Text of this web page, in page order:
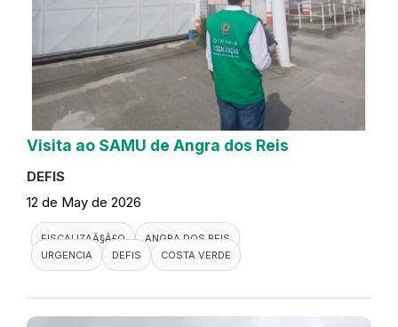
Visita ao SAMU de Angra dos Reis
DEFIS
12 de May de 2026
FISCALIZAÃ§Ã£O
ANGRA DOS REIS
URGENCIA
DEFIS COSTA VERDE